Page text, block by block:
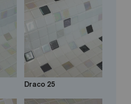
Draco 25